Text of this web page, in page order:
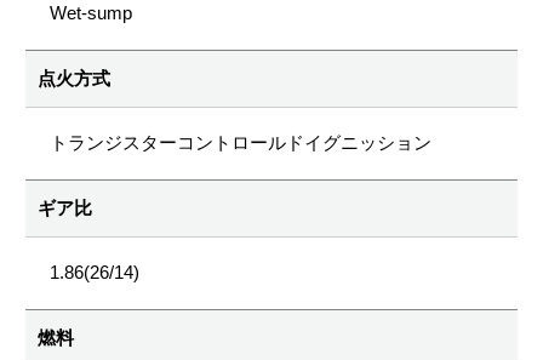
Wet-sump
点火方式
トランジスターコントロールドイグニッション
ギア比
1.86(26/14)
燃料